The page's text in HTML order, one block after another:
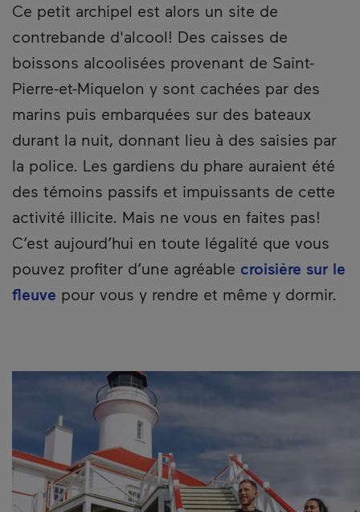
Ce petit archipel est alors un site de
contrebande d'alcool! Des caisses de
boissons alcoolisées provenant de Saint-
Pierre-et-Miquelon y sont cachées par des
marins puis embarquées sur des bateaux
durant la nuit, donnant lieu à des saisies par
la police. Les gardiens du phare auraient été
des témoins passifs et impuissants de cette
activité illicite. Mais ne vous en faites pas!
C’est aujourd’hui en toute légalité que vous
pouvez profiter d’une agréable croisière sur le
fleuve pour vous y rendre et même y dormir.